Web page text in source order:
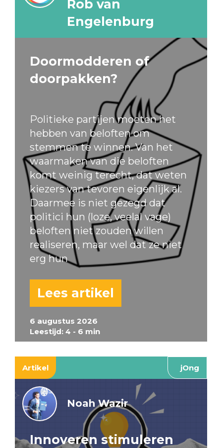
6 augustus 2026
Leestijd: 4 - 6 min
Rob van
Engelenburg
Doormodderen of
doorpakken?
Politieke partijen moeten het
hebben van beloften om
stemmen te winnen. Van het
waarmaken van die beloften
komt weinig terecht, dat weten
kiezers van tevoren eigenlijk al.
Daarmee is niet gezegd dat
politici hun (loze, veelal vage)
beloften niet zouden willen
realiseren, maar wel dat ze niet
erg hun
Lees artikel
Artikel jOng
Noah Wazir
Innoveren stimuleren